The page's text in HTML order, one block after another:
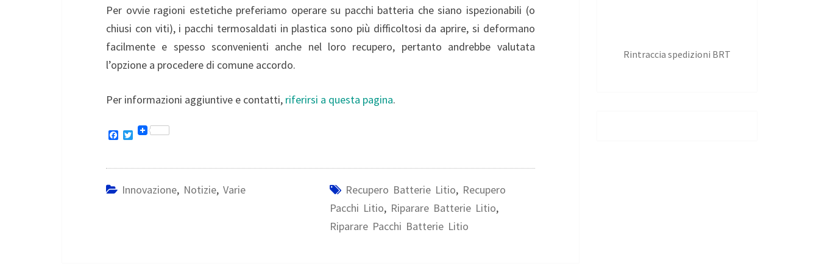
Per ovvie ragioni estetiche preferiamo operare su pacchi batteria che siano ispezionabili (o
chiusi con viti), i pacchi termosaldati in plastica sono più difficoltosi da aprire, si deformano
facilmente e spesso sconvenienti anche nel loro recupero, pertanto andrebbe valutata
l’opzione a procedere di comune accordo.
Per informazioni aggiuntive e contatti, riferirsi a questa pagina.
o
o
T
r
Innovazione, Notizie, Varie Recupero Batterie Litio, Recupero
Pacchi Litio, Riparare Batterie Litio,
Riparare Pacchi Batterie Litio
Rintraccia spedizioni BRT